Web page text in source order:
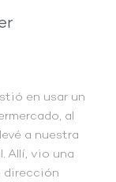
en usar un
al
a nuestra
Allí, vio una
dirección